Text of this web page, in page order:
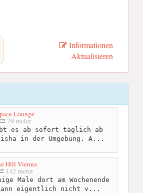
Informationen
Aktualisieren
Lounge
79 meter
es ab sofort täglich ab
in der Umgebung. A...
Hill Vienna
142 meter
Male dort am Wochenende
kann eigentlich nicht v...